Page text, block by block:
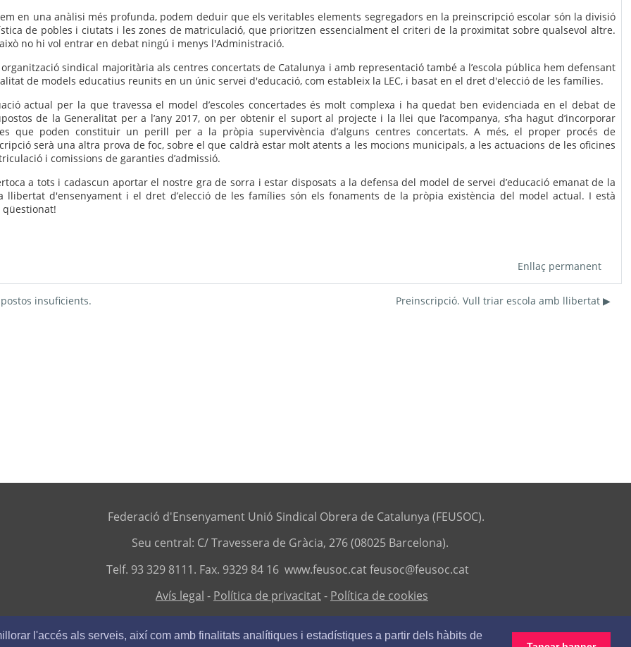
l'accés als serveis, així com amb finalitats analítiques i estadístiques a partir dels hàbits de
en una anàlisi més profunda, podem deduir que els veritables elements segregadors en la preinscripció escolar són la divisió
de pobles i ciutats i les zones de matriculació, que prioritzen essencialment el criteri de la proximitat sobre qualsevol altre.
no hi vol entrar en debat ningú i menys l'Administració.
organització sindical majoritària als centres concertats de Catalunya i amb representació també a l’escola pública hem defensant
de models educatius reunits en un únic servei d'educació, com estableix la LEC, i basat en el dret d'elecció de les famílies.
actual per la que travessa el model d’escoles concertades és molt complexa i ha quedat ben evidenciada en el debat de
de la Generalitat per a l’any 2017, on per obtenir el suport al projecte i la llei que l’acompanya, s’ha hagut d’incorporar
que poden constituir un perill per a la pròpia supervivència d’alguns centres concertats. A més, el proper procés de
serà una altra prova de foc, sobre el que caldrà estar molt atents a les mocions municipals, a les actuacions de les oficines
i comissions de garanties d’admissió.
a tots i cadascun aportar el nostre gra de sorra i estar disposats a la defensa del model de servei d’educació emanat de la
llibertat d'ensenyament i el dret d’elecció de les famílies són els fonaments de la pròpia existència del model actual. I està
qüestionat!
Enllaç permanent
insuficients. Preinscripció. Vull triar escola amb llibertat ▶︎
1 d’agost2 d’agost
8 d’agost9 d’agost
d’agost
15 d’agost16 d’agost
d’agost
22 d’agost23 d’agost
d’agost
29 d’agost30 d’agost
Federació d'Ensenyament Unió Sindical Obrera de Catalunya (FEUSOC).
Seu central: C/ Travessera de Gràcia, 276 (08025 Barcelona).
Telf. 93 329 8111. Fax. 9329 84 16 www.feusoc.catfeusoc@feusoc.cat
Avís legal - Política de privacitat- Política de cookies